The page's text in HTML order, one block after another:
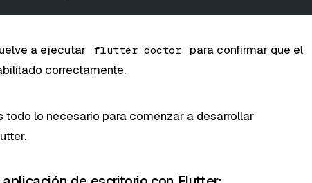
a ejecutar flutter doctor
para confirmar que el
correctamente.
todo lo necesario para comenzar a desarrollar